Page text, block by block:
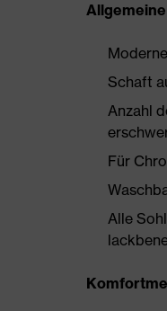
Schaft
Anzahl
Für
Alle